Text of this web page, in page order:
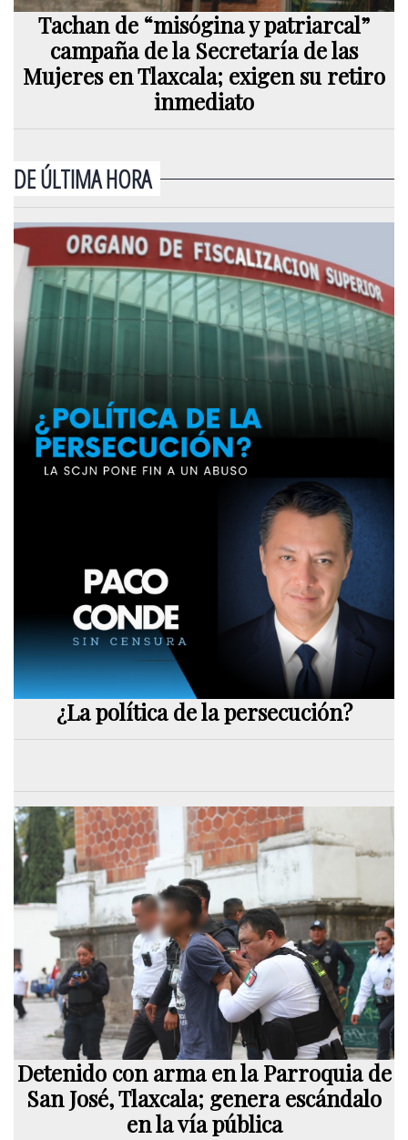
Tachan de “misógina y patriarcal”
campaña de la Secretaría de las
Mujeres en Tlaxcala; exigen su retiro
inmediato
DE ÚLTIMA HORA
¿La política de la persecución?
Detenido con arma en la Parroquia de
San José, Tlaxcala; genera escándalo
en la vía pública